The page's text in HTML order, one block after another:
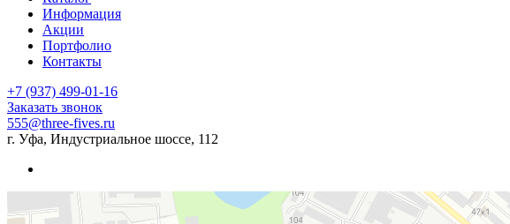
Информация
Акции
Портфолио
Контакты
+7 (937) 499-01-16
Заказать звонок
555@three-fives.ru
г. Уфа, Индустриальное шоссе, 112
Спортивная одежда и обувь в Уфе